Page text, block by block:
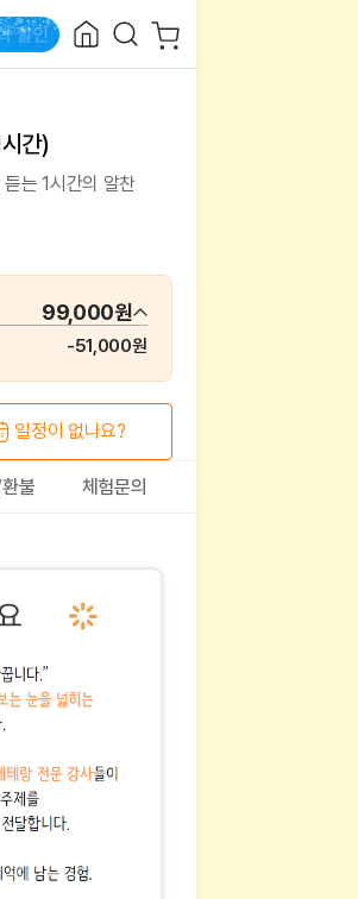
간)
는 1시간의 알찬
99,000원
-51,000원
일정이 없나요?
불 체험문의